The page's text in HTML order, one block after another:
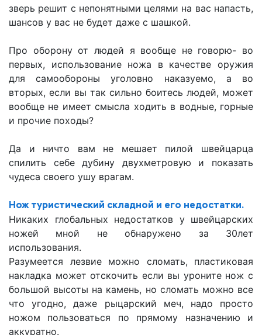
зверь решит с непонятными целями на вас напасть,
шансов у вас не будет даже с шашкой.
Про оборону от людей я вообще не говорю- во
первых, использование ножа в качестве оружия
для самообороны уголовно наказуемо, а во
вторых, если вы так сильно боитесь людей, может
вообще не имеет смысла ходить в водные, горные
и прочие походы?
Да и ничто вам не мешает пилой швейцарца
спилить себе дубину двухметровую и показать
чудеса своего ушу врагам.
Нож туристический складной и его недостатки.
Никаких глобальных недостатков у швейцарских
ножей мной не обнаружено за 30лет
использования.
Разумеется лезвие можно сломать, пластиковая
накладка может отскочить если вы уроните нож с
большой высоты на камень, но сломать можно все
что угодно, даже рыцарский меч, надо просто
ножом пользоваться по прямому назначению и
аккуратно.